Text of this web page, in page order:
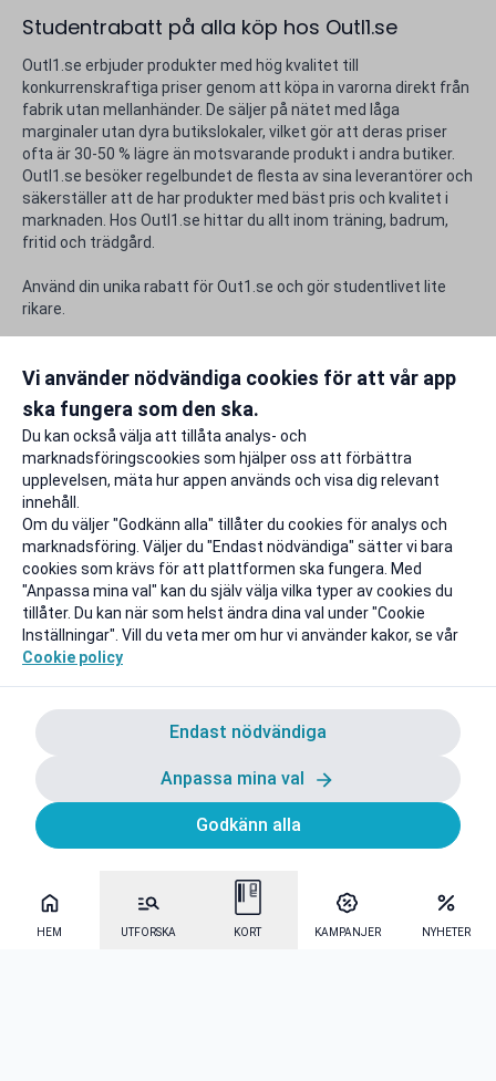
HEM UTFORSKA KORT KAMPANJER NYHETER
Studentrabatt på alla köp hos Outl1.se
Outl1.se erbjuder produkter med hög kvalitet till
konkurrenskraftiga priser genom att köpa in varorna direkt från
fabrik utan mellanhänder. De säljer på nätet med låga
marginaler utan dyra butikslokaler, vilket gör att deras priser
ofta är 30-50 % lägre än motsvarande produkt i andra butiker.
Outl1.se besöker regelbundet de flesta av sina leverantörer och
säkerställer att de har produkter med bäst pris och kvalitet i
marknaden. Hos Outl1.se hittar du allt inom träning, badrum,
fritid och trädgård.
Använd din unika rabatt för Out1.se och gör studentlivet lite
rikare.
Rabattfakta
Rapportera ett problem
Vi använder nödvändiga cookies för att vår app
ska fungera som den ska.
Du kan också välja att tillåta analys- och
marknadsföringscookies som hjälper oss att förbättra
upplevelsen, mäta hur appen används och visa dig relevant
innehåll.
Om du väljer "Godkänn alla" tillåter du cookies för analys och
marknadsföring. Väljer du "Endast nödvändiga" sätter vi bara
cookies som krävs för att plattformen ska fungera. Med
"Anpassa mina val" kan du själv välja vilka typer av cookies du
tillåter. Du kan när som helst ändra dina val under "Cookie
Inställningar". Vill du veta mer om hur vi använder kakor, se vår
Cookie policy
Endast nödvändiga
Anpassa mina val
Godkänn alla